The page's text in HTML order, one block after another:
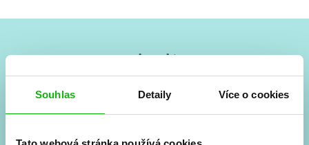
Souhlas Detaily Více o cookies
Vše kolem #youngadult každý měsíc rovnou do mailu!
a seriálové adaptace a další.